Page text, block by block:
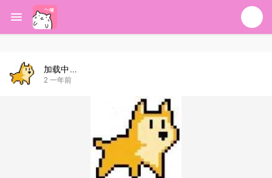
加载中...
2 一年前